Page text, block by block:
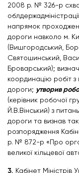
2008 р. № 326-р
напрямок
дороги навколо м.
(Вишгородський,
Святошинський,
Броварський);
координацію робіт з
дороги; утворив
(керівник робочої
Й.В.Вінський) з
дороги та визнав
розпорядження
р. № 872-р «Про
великої кільцевої
3. Кабінет